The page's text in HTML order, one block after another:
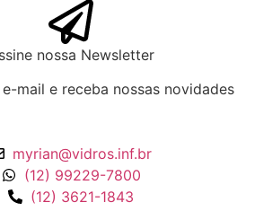
nossa Newsletter
mail e receba nossas novidades
myrian@vidros.inf.br
(12) 99229-7800
(12) 3621-1843